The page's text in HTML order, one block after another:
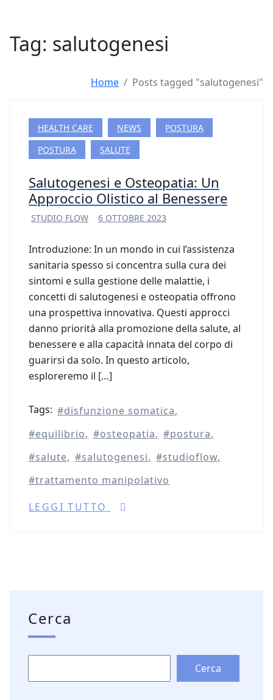
Tag: salutogenesi
Home Posts tagged "salutogenesi"
HEALTH CARE NEWS
POSTURA
POSTURA
SALUTE
Salutogenesi e Osteopatia: Un
Approccio Olistico al Benessere
STUDIO FLOW 6 OTTOBRE 2023
Introduzione: In un mondo in cui l’assistenza
sanitaria spesso si concentra sulla cura dei
sintomi e sulla gestione delle malattie, i
concetti di salutogenesi e osteopatia offrono
una prospettiva innovativa. Questi approcci
danno priorità alla promozione della salute, al
benessere e alla capacità innata del corpo di
guarirsi da solo. In questo articolo,
esploreremo il […]
Tags:
disfunzione somatica
equilibrio
osteopatia
postura
salute
salutogenesi
studioflow
trattamento manipolativo
LEGGI TUTTO
Cerca
Cerca